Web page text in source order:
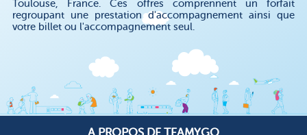
Toulouse, France. Ces offres comprennent un forfait
regroupant une prestation d'accompagnement ainsi que
votre billet ou l'accompagnement seul.